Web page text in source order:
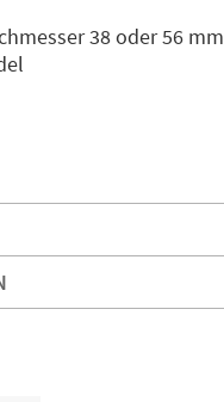
38 oder 56 mm